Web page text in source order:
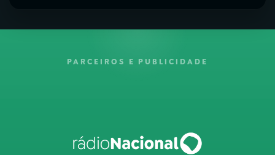
PARCEIROS E PUBLICIDADE